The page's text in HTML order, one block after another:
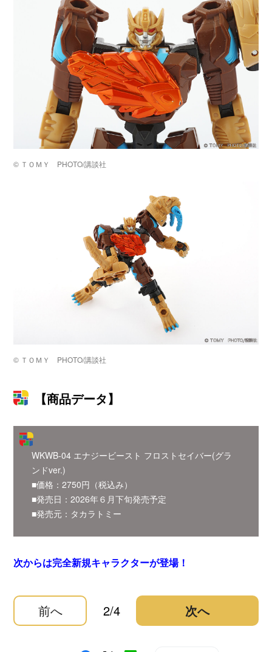
©️ ＴＯＭＹ PHOTO/講談社
©️ ＴＯＭＹ PHOTO/講談社
【商品データ】
WKWB-04 エナジービースト フロストセイバー(グラ
ンドver.)
■価格：2750円（税込み）
■発売日：2026年６月下旬発売予定
■発売元：タカラトミー
次からは完全新規キャラクターが登場！
前へ 2/4 次へ